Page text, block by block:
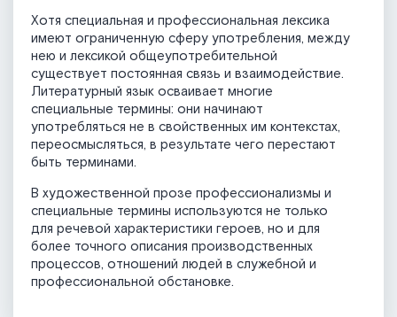
Хотя специальная и профессиональная лексика
имеют ограниченную сферу употребления, между
нею и лексикой общеупотребительной
существует постоянная связь и взаимодействие.
Литературный язык осваивает многие
специальные термины: они начинают
употребляться не в свойственных им контекстах,
переосмысляться, в результате чего перестают
быть терминами.
В художественной прозе профессионализмы и
специальные термины используются не только
для речевой характеристики героев, но и для
более точного описания производственных
процессов, отношений людей в служебной и
профессиональной обстановке.